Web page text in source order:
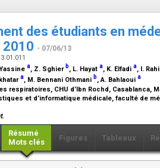
des étudiants en
2010 - 07/06/13
a, Z. Sghier b, L. Hayat a, K. Elfadi a, I.
a, M. Bennani Othmani b, A. Bahlaoui a
respiratoires, CHU d’Ibn Rochd, Casablanca,
et d’informatique médicale, faculté de
Résumé
Mots clés
Figures Tableaux